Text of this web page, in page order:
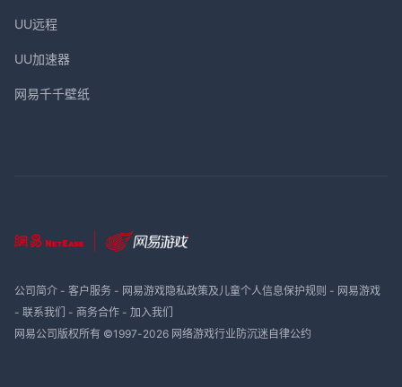
UU远程
UU加速器
网易千千壁纸
公司简介- 客户服务- 网易游戏隐私政策及儿童个人信息保护规则 - 网易游戏
- 联系我们 - 商务合作- 加入我们
网易公司版权所有 ©1997-2026 网络游戏行业防沉迷自律公约